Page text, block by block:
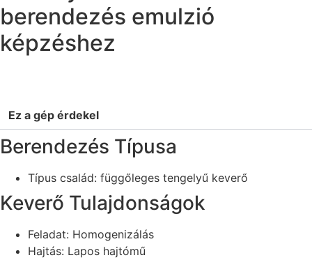
berendezés emulzió
képzéshez
Ez a gép érdekel
Berendezés Típusa
Típus család: függőleges tengelyű keverő
Keverő Tulajdonságok
Feladat: Homogenizálás
Hajtás: Lapos hajtómű